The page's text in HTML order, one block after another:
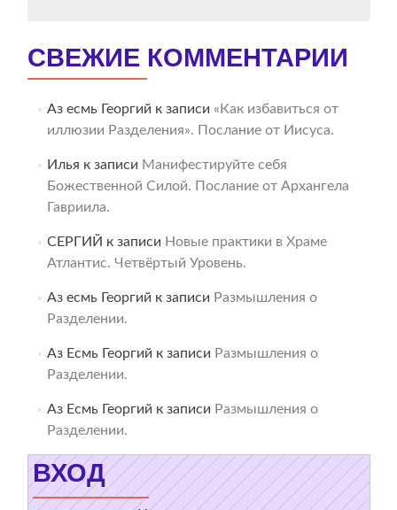
СВЕЖИЕ КОММЕНТАРИИ
Аз есмь Георгий к записи «Как избавиться от
иллюзии Разделения». Послание от Иисуса.
Илья к записи Манифестируйте себя
Божественной Силой. Послание от Архангела
Гавриила.
СЕРГИЙ к записи Новые практики в Храме
Атлантис. Четвёртый Уровень.
Аз есмь Георгий к записи Размышления о
Разделении.
Аз Есмь Георгий к записи Размышления о
Разделении.
Аз Есмь Георгий к записи Размышления о
Разделении.
ВХОД